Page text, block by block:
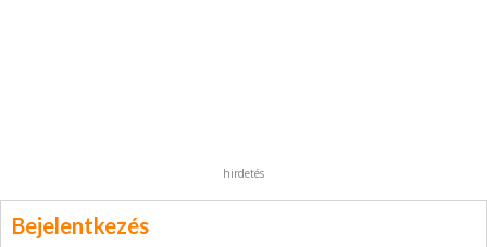
hirdetés
Bejelentkezés